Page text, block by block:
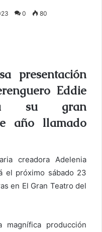
0 80
presentación
Eddie
su gran
año llamado
creadora Adelenia
el próximo sábado 23
en El Gran Teatro del
magnífica producción